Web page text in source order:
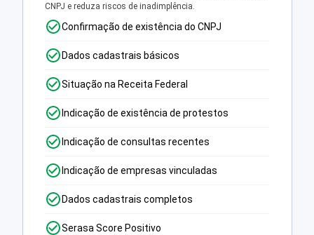
CNPJ e reduza riscos de inadimplência.
Confirmação de existência do CNPJ
Dados cadastrais básicos
Situação na Receita Federal
Indicação de existência de protestos
Indicação de consultas recentes
Indicação de empresas vinculadas
Dados cadastrais completos
Serasa Score Positivo